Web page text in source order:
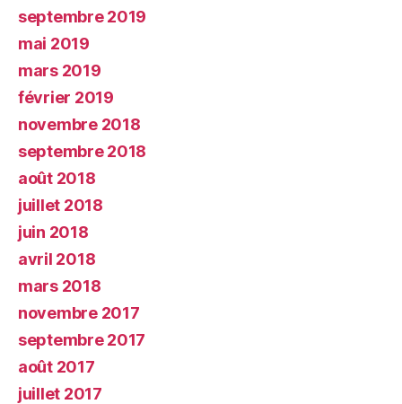
septembre 2019
mai 2019
mars 2019
février 2019
novembre 2018
septembre 2018
août 2018
juillet 2018
juin 2018
avril 2018
mars 2018
novembre 2017
septembre 2017
août 2017
juillet 2017